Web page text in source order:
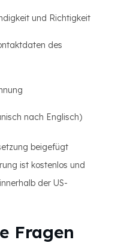
und Richtigkeit
des
nach Englisch)
beigefügt
ist kostenlos und
der US-
Fragen